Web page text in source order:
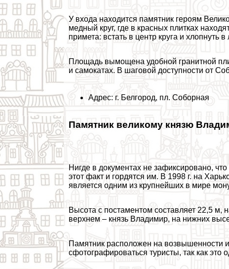
У входа находится памятник героям
медный круг, где в красных плитках
примета: встать в центр круга и хлопнуть
Площадь вымощена удобной гранитной
и самокатах. В шаговой доступности от
Адрес: г. Белгород, пл. Соборная
Памятник великому князю
Нигде в документах не зафиксировано,
этот факт и гордятся им. В 1998 г. на
является одним из крупнейших в мире
Высота с постаментом составляет 22,5 м,
верхнем – князь Владимир, на нижних
Памятник расположен на возвышенности
сфотографироваться туристы, так как это